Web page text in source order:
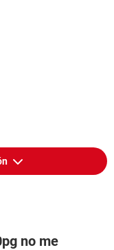
no me